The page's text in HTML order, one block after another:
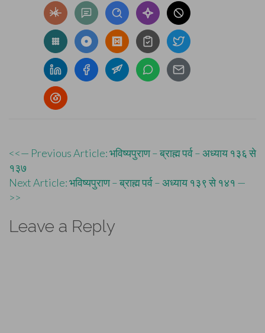
Post
navigation
<<— Previous Article: भविष्यपुराण – ब्राह्म पर्व – अध्याय १३६ से
१३७
Next Article: भविष्यपुराण – ब्राह्म पर्व – अध्याय १३९ से १४१ —
>>
Leave a Reply